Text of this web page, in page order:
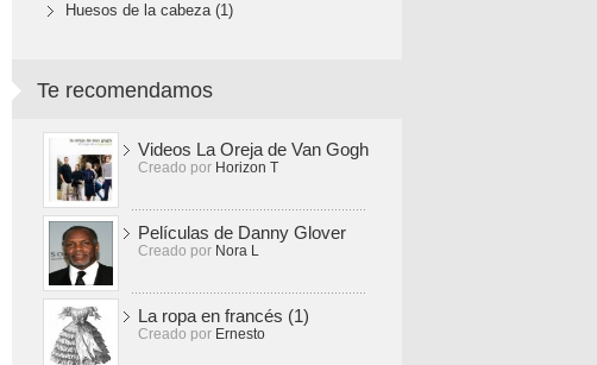
Huesos de la cabeza (1)
Te recomendamos
Videos La Oreja de Van Gogh
Creado por Horizon T
Películas de Danny Glover
Creado por Nora L
La ropa en francés (1)
Creado por Ernesto